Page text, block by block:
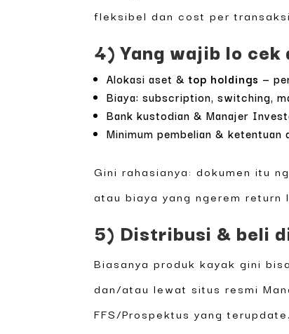
fleksibel dan cost per
4) Yang wajib lo
Alokasi aset &top holdings —
Biaya: subscription, switching,
Bank kustodian & Manajer
Minimum pembelian &
Gini rahasianya: dokumen itu
atau biaya yang ngerem return
5) Distribusi & beli
Biasanya produk kayak gini
dan/atau lewat situs resmi
FFS/Prospektus yang terupdate.